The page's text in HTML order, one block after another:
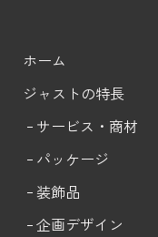
ホーム
ジャストの特長
サービス・商材
パッケージ
装飾品
企画デザイン